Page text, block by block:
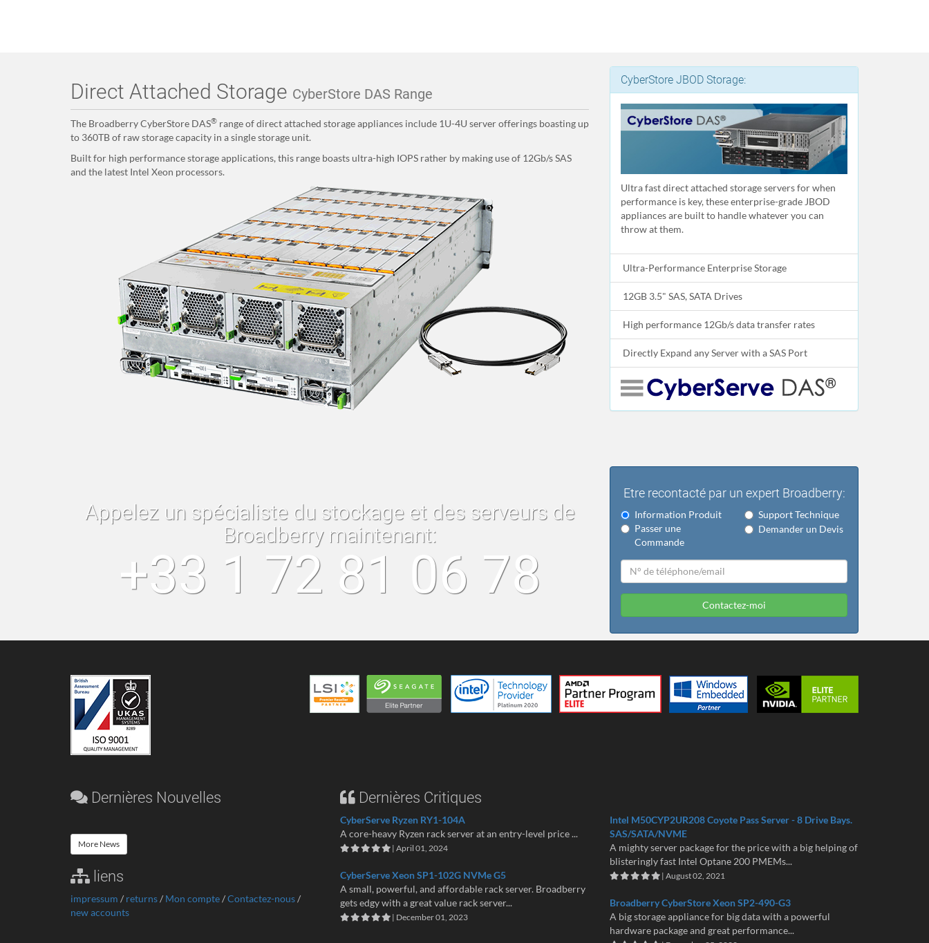
Direct Attached Storage CyberStore DAS Range
The Broadberry CyberStore DAS® range of direct attached storage appliances include 1U-4U server offerings boasting up
to 360TB of raw storage capacity in a single storage unit.
Built for high performance storage applications, this range boasts ultra-high IOPS rather by making use of 12Gb/s SAS
and the latest Intel Xeon processors.
CyberStore JBOD Storage:
Ultra fast direct attached storage servers for when
performance is key, these enterprise-grade JBOD
appliances are built to handle whatever you can
throw at them.
Ultra-Performance Enterprise Storage
12GB 3.5" SAS, SATA Drives
High performance 12Gb/s data transfer rates
Directly Expand any Server with a SAS Port
Appelez un spécialiste du stockage et des serveurs de
Broadberry maintenant:
+33 1 72 81 06 78
Etre recontacté par un expert Broadberry:
Information Produit
Support Technique
Passer une
Commande
Demander un Devis
Contactez-moi
Dernières Nouvelles
More News
liens
impressum / returns/ Mon compte/Contactez-nous/
new accounts
Dernières Critiques
CyberServe Ryzen RY1-104A
A core-heavy Ryzen rack server at an entry-level price ...
| April 01, 2024
CyberServe Xeon SP1-102G NVMe G5
A small, powerful, and affordable rack server. Broadberry
gets edgy with a great value rack server...
| December 01, 2023
Intel M50CYP2UR208 Coyote Pass Server - 8 Drive Bays.
SAS/SATA/NVME
A mighty server package for the price with a big helping of
blisteringly fast Intel Optane 200 PMEMs...
| August 02, 2021
Broadberry CyberStore Xeon SP2-490-G3
A big storage appliance for big data with a powerful
hardware package and great performance...